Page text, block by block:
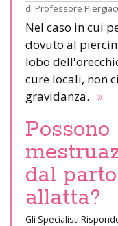
di Professore
Nel caso in cui
dovuto al
lobo
cure locali, non
gravidanza. »
dal
allatta?
Gli Specialisti